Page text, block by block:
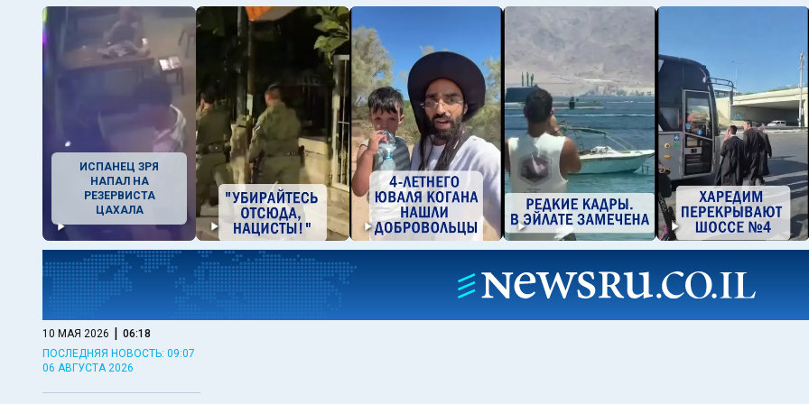
ИСПАНЕЦ ЗРЯ
НАПАЛ НА
РЕЗЕРВИСТА
ЦАХАЛА
10 МАЯ 2026 | 06:18
ПОСЛЕДНЯЯ НОВОСТЬ: 09:07
06 АВГУСТА 2026